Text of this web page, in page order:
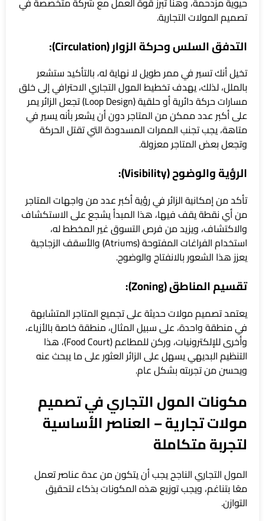
تصميم المولات التجارية.
التدفق السلس وحركة الزوار (Circulation):
تخيل أنك تسير في ممر طويل لا نهاية له، بالتأكيد ستشعر
بالملل، لذلك، يهدف تخطيط المول التجاري الاحترافي إلى خلق
مسارات حركة دائرية أو حلقية (Loop Design) تجعل الزائر يمر
على أكبر عدد ممكن من المتاجر دون أن يشعر بأنه يسير في
متاهة، يجب تجنب الممرات المسدودة التي تقتل الحركة
وتجعل بعض المتاجر معزولة.
الرؤية والوضوح (Visibility):
تأكد من إمكانية الزائر في رؤية أكبر عدد من واجهات المتاجر
من أي نقطة يقف فيها، هذا المبدأ يشجع على الاستكشاف
والاكتشاف، ويزيد من فرص التسوق غير المخطط له،
استخدام الفراغات المفتوحة (Atriums) والأسقف الزجاجية
يعزز هذا الشعور بالانفتاح والوضوح.
تقسيم المناطق (Zoning):
يعتمد تصميم مولات حديثة على تجميع المتاجر المتشابهة
في منطقة واحدة، على سبيل المثال، منطقة خاصة بالأزياء،
وأخرى للإلكترونيات، وركن للمطاعم (Food Court)، هذا
التنظيم البديهي يسهل على الزائر العثور على ما يبحث عنه
ويحسن من تجربته بشكل عام.
مكونات المول التجاري في تصميم
مولات تجارية – العناصر الأساسية
لتجربة متكاملة
المول التجاري الناجح يجب أن يتكون من عدة عناصر تعمل
معًا بتناغم، ويجب توزيع هذه المكونات بذكاء لتحقيق
التوازن.